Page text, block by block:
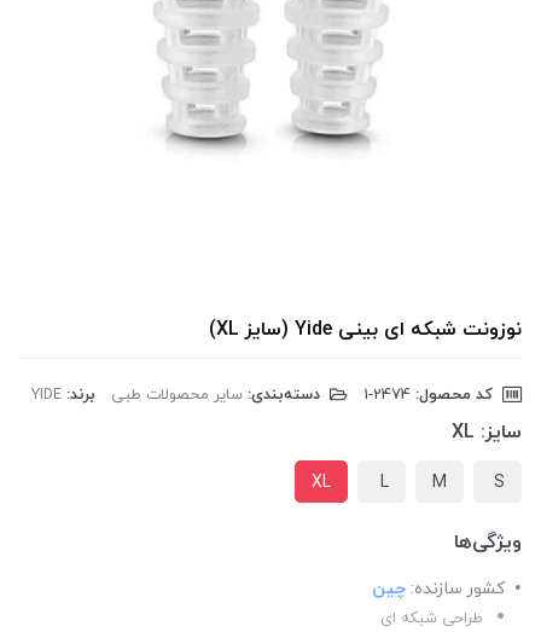
نوزونت شبکه ای بینی Yide (سایز XL)
کد محصول: دسته‌بندی: سایر محصولات طبی برند: YIDE
سایز: XL
S
M
L
XL
ویژگی‌ها
کشور سازنده: چین
طراحی شبکه ای